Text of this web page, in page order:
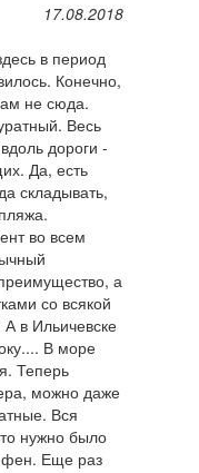
17.08.2018
в период
Конечно,
не сюда.
Весь
дороги -
Да, есть
складывать,
во всем
а
со всякой
в Ильичевске
В море
Теперь
можно даже
Вся
нужно было
фен. Еще раз